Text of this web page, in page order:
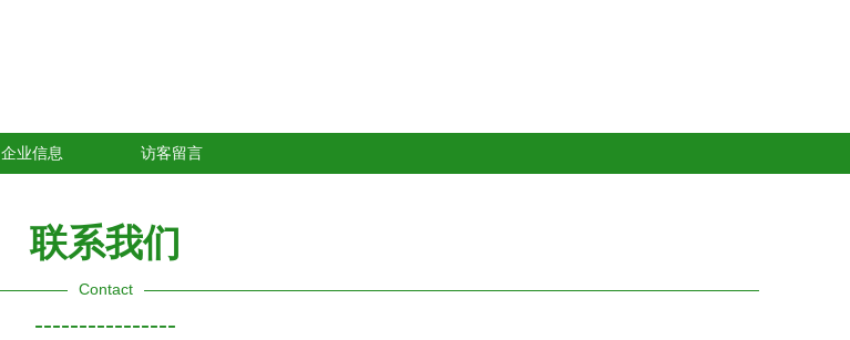
企业信息 访客留言
联系我们
Contact
----------------